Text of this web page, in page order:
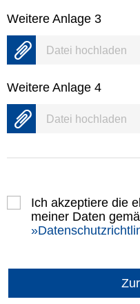
Weitere Anlage 3
Datei hochladen
Weitere Anlage 4
Datei hochladen
Ich akzeptiere die
meiner Daten